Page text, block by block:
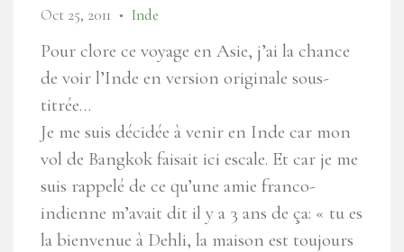
Oct 25, 2011 ● Inde
Pour clore ce voyage en Asie, j’ai la chance
de voir l’Inde en version originale sous-
titrée…
Je me suis décidée à venir en Inde car mon
vol de Bangkok faisait ici escale. Et car je me
suis rappelé de ce qu’une amie franco-
indienne m’avait dit il y a 3 ans de ça: « tu es
la bienvenue à Dehli, la maison est toujours